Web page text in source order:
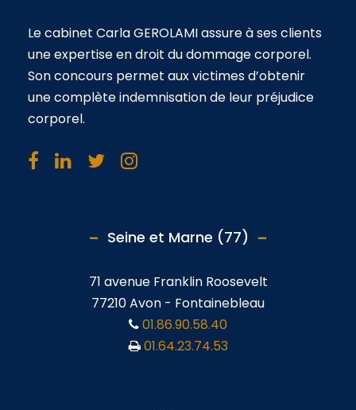
Le cabinet Carla GEROLAMI assure à ses clients
une expertise en droit du dommage corporel.
Son concours permet aux victimes d’obtenir
une complète indemnisation de leur préjudice
corporel.
Seine et Marne (77)
71 avenue Franklin Roosevelt
77210 Avon - Fontainebleau
01.86.90.58.40
01.64.23.74.53